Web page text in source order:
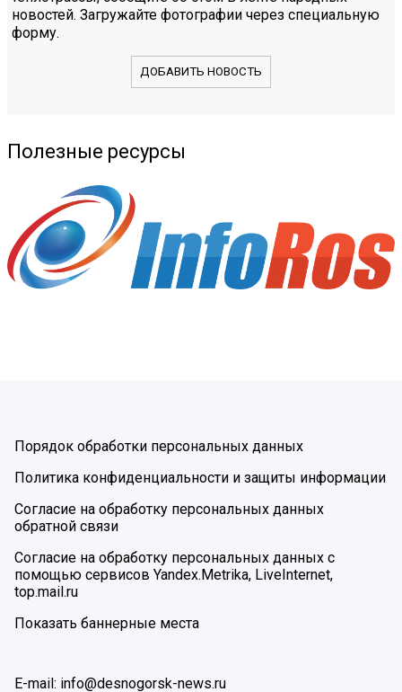
новостей. Загружайте фотографии через специальную
форму.
ДОБАВИТЬ НОВОСТЬ
Полезные ресурсы
Порядок обработки персональных данных
Политика конфиденциальности и защиты информации
Согласие на обработку персональных данных
обратной связи
Согласие на обработку персональных данных с
помощью сервисов Yandex.Metrika, LiveInternet,
top.mail.ru
Показать баннерные места
E-mail: info@desnogorsk-news.ru